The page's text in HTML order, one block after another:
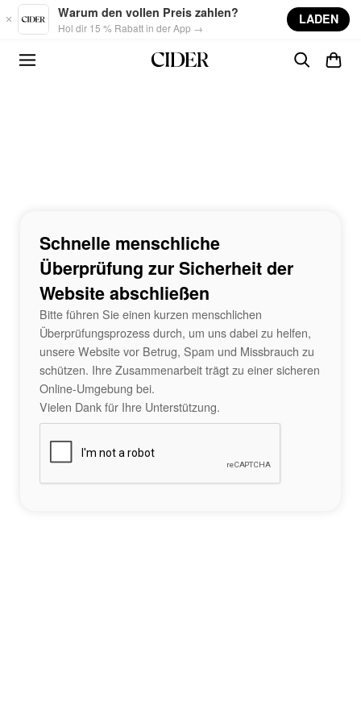
Skip to main content
Warum den vollen Preis zahlen?
Hol dir 15 % Rabatt in der App →
LADEN
Schnelle menschliche
Überprüfung zur Sicherheit der
Website abschließen
Bitte führen Sie einen kurzen menschlichen
Überprüfungsprozess durch, um uns dabei zu helfen,
unsere Website vor Betrug, Spam und Missbrauch zu
schützen. Ihre Zusammenarbeit trägt zu einer sicheren
Online-Umgebung bei.
Vielen Dank für Ihre Unterstützung.